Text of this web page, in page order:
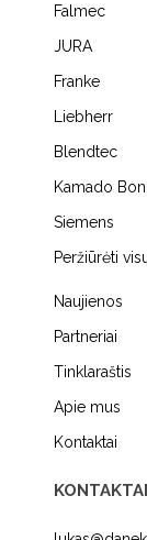
Falmec
JURA
Franke
Liebherr
Blendtec
Kamado
Siemens
Peržiūrėti
Naujienos
Partneriai
Tinklaraštis
Apie mus
Kontaktai
KONTAKTAI